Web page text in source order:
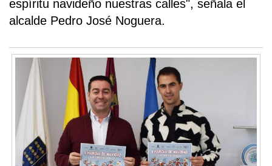
espíritu navideño nuestras calles", señala el
alcalde Pedro José Noguera.